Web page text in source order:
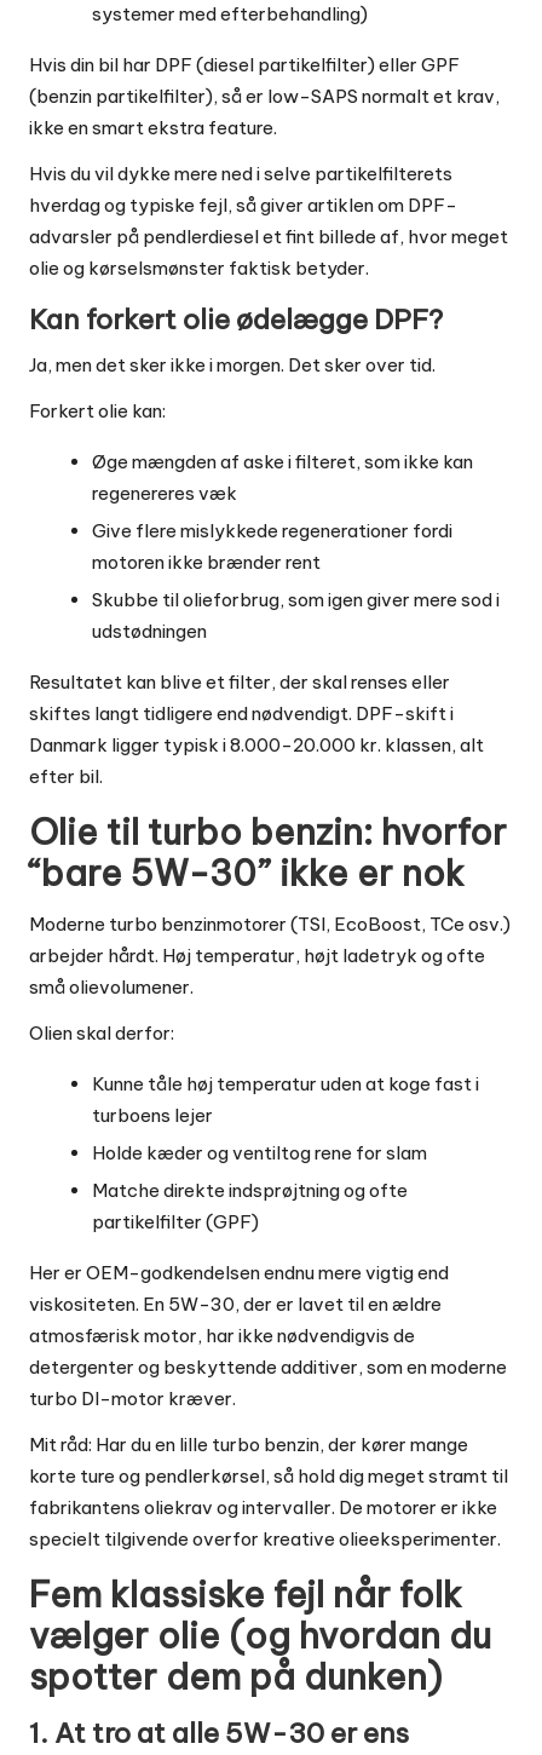
systemer med efterbehandling)
Hvis din bil har DPF (diesel partikelfilter) eller GPF
(benzin partikelfilter), så er low-SAPS normalt et krav,
ikke en smart ekstra feature.
Hvis du vil dykke mere ned i selve partikelfilterets
hverdag og typiske fejl, så giver artiklen om DPF-
advarsler på pendlerdieselet fint billede af, hvor meget
olie og kørselsmønster faktisk betyder.
Kan forkert olie ødelægge DPF?
Ja, men det sker ikke i morgen. Det sker over tid.
Forkert olie kan:
Øge mængden af aske i filteret, som ikke kan
regenereres væk
Give flere mislykkede regenerationer fordi
motoren ikke brænder rent
Skubbe til olieforbrug, som igen giver mere sod i
udstødningen
Resultatet kan blive et filter, der skal renses eller
skiftes langt tidligere end nødvendigt. DPF-skift i
Danmark ligger typisk i 8.000-20.000 kr. klassen, alt
efter bil.
Olie til turbo benzin: hvorfor
“bare 5W-30” ikke er nok
Moderne turbo benzinmotorer (TSI, EcoBoost, TCe osv.)
arbejder hårdt. Høj temperatur, højt ladetryk og ofte
små olievolumener.
Olien skal derfor:
Kunne tåle høj temperatur uden at koge fast i
turboens lejer
Holde kæder og ventiltog rene for slam
Matche direkte indsprøjtning og ofte
partikelfilter (GPF)
Her er OEM-godkendelsen endnu mere vigtig end
viskositeten. En 5W-30, der er lavet til en ældre
atmosfærisk motor, har ikke nødvendigvis de
detergenter og beskyttende additiver, som en moderne
turbo DI-motor kræver.
Mit råd: Har du en lille turbo benzin, der kører mange
korte ture og pendlerkørsel, så hold dig meget stramt til
fabrikantens oliekrav og intervaller. De motorer er ikke
specielt tilgivende overfor kreative olieeksperimenter.
Fem klassiske fejl når folk
vælger olie (og hvordan du
spotter dem på dunken)
1. At tro at alle 5W-30 er ens